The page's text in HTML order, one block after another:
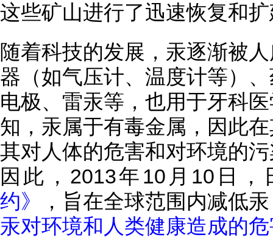
这些矿山进行了迅速恢复和
随着科技的发展，汞逐渐被
器（如气压计、温度计等）
电极、雷汞等，也用于牙科
知，汞属于有毒金属，因此
其对人体的危害和对环境的
因此，2013年10月10日，
约》
，旨在全球范围内减低
汞对环境和人类健康造成的